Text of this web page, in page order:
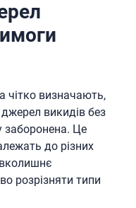
чітко визначають,
викидів без
заборонена. Це
до різних
розрізняти типи